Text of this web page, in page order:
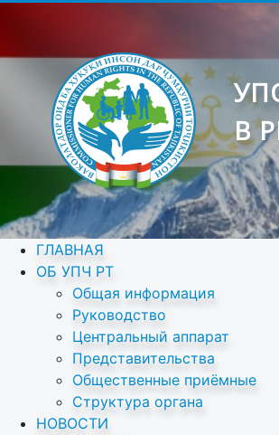
В
ГЛАВНАЯ
ОБ УПЧ РТ
Общая информация
Руководство
Центральный аппарат
Представительства
Общественные приёмные
Структура органа
НОВОСТИ